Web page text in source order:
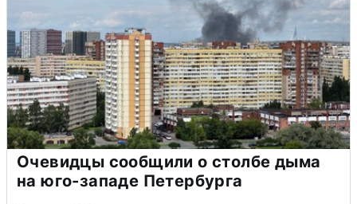
Очевидцы сообщили о столбе дыма
на юго-западе Петербурга